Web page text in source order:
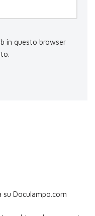
in questo browser
su Doculampo.com